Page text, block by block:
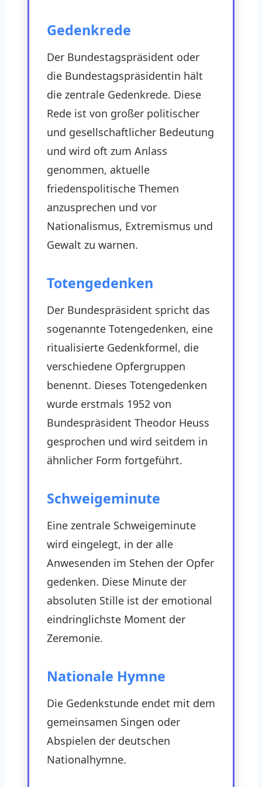
Gedenkrede
Der Bundestagspräsident oder
die Bundestagspräsidentin hält
die zentrale Gedenkrede. Diese
Rede ist von großer politischer
und gesellschaftlicher Bedeutung
und wird oft zum Anlass
genommen, aktuelle
friedenspolitische Themen
anzusprechen und vor
Nationalismus, Extremismus und
Gewalt zu warnen.
Totengedenken
Der Bundespräsident spricht das
sogenannte Totengedenken, eine
ritualisierte Gedenkformel, die
verschiedene Opfergruppen
benennt. Dieses Totengedenken
wurde erstmals 1952 von
Bundespräsident Theodor Heuss
gesprochen und wird seitdem in
ähnlicher Form fortgeführt.
Schweigeminute
Eine zentrale Schweigeminute
wird eingelegt, in der alle
Anwesenden im Stehen der Opfer
gedenken. Diese Minute der
absoluten Stille ist der emotional
eindringlichste Moment der
Zeremonie.
Nationale Hymne
Die Gedenkstunde endet mit dem
gemeinsamen Singen oder
Abspielen der deutschen
Nationalhymne.